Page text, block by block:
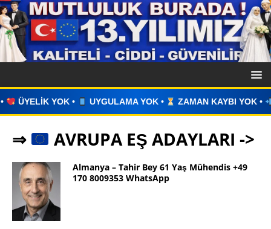
YOK • ZAMAN KAYBI YOK • İLAN VERİN •
⇒ AVRUPA EŞ ADAYLARI ->
Almanya – Tahir Bey 61 Yaş Mühendis +49
170 8009353 WhatsApp